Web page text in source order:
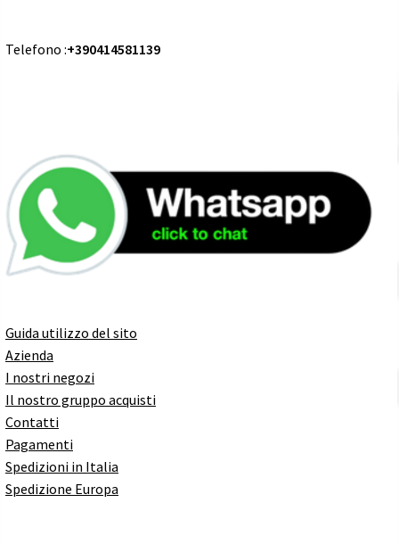
Telefono :+390414581139
Guida utilizzo del sito
Azienda
I nostri negozi
Il nostro gruppo acquisti
Contatti
Pagamenti
Spedizioni in Italia
Spedizione Europa